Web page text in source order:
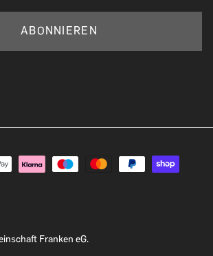
ABONNIEREN
Franken eG.